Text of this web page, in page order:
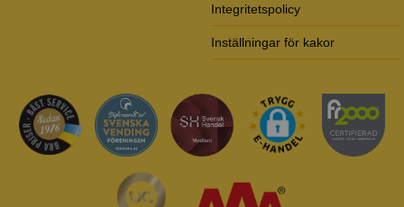
Integritetspolicy
Inställningar för kakor